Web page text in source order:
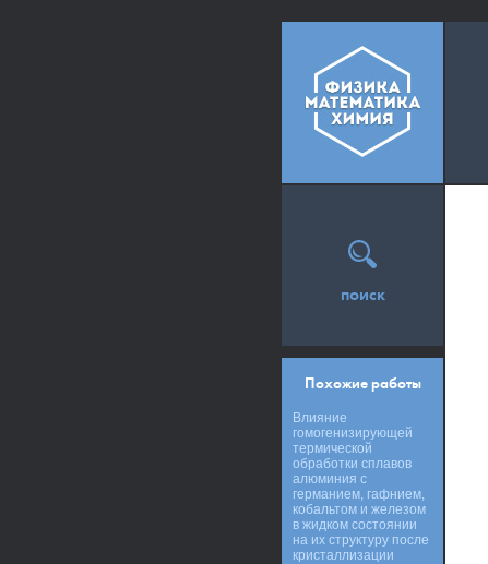
поиск
Похожие работы
Влияние
гомогенизирующей
термической
обработки сплавов
алюминия с
германием, гафнием,
кобальтом и железом
в жидком состоянии
на их структуру после
кристаллизации